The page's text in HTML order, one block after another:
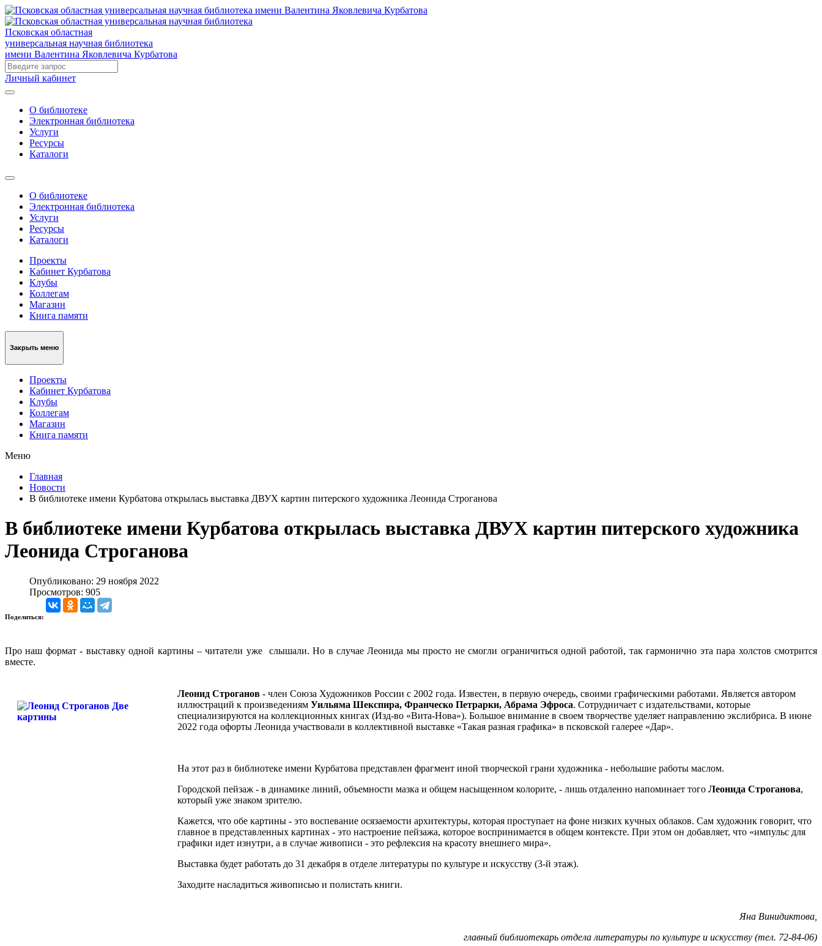
Псковская областная
универсальная научная библиотека
имени Валентина Яковлевича Курбатова
Личный кабинет
О библиотеке
Электронная библиотека
Услуги
Ресурсы
Каталоги
О библиотеке
Электронная библиотека
Услуги
Ресурсы
Каталоги
Проекты
Кабинет Курбатова
Клубы
Коллегам
Магазин
Книга памяти
Закрыть меню
Проекты
Кабинет Курбатова
Клубы
Коллегам
Магазин
Книга памяти
Меню
Главная
Новости
В библиотеке имени Курбатова открылась выставка ДВУХ картин питерского художника Леонида Строганова
В библиотеке имени Курбатова открылась выставка ДВУХ картин питерского художника
Леонида Строганова
Опубликовано: 29 ноября 2022
Просмотров: 905
Поделиться:
Про наш формат - выставку одной картины – читатели уже слышали. Но в случае Леонида мы просто не смогли ограничиться одной работой, так гармонично эта пара холстов смотрится
вместе.
Леонид Строганов - член Союза Художников России с 2002 года. Известен, в первую очередь, своими графическими работами. Является автором
иллюстраций к произведениям Уильяма Шекспира, Франческо Петрарки, Абрама Эфроса. Сотрудничает с издательствами, которые
специализируются на коллекционных книгах (Изд-во «Вита-Нова»). Большое внимание в своем творчестве уделяет направлению экслибриса. В июне
2022 года офорты Леонида участвовали в коллективной выставке «Такая разная графика» в псковской галерее «Дар».
На этот раз в библиотеке имени Курбатова представлен фрагмент иной творческой грани художника - небольшие работы маслом.
Городской пейзаж - в динамике линий, объемности мазка и общем насыщенном колорите, - лишь отдаленно напоминает того Леонида Строганова,
который уже знаком зрителю.
Кажется, что обе картины - это воспевание осязаемости архитектуры, которая проступает на фоне низких кучных облаков. Сам художник говорит, что
главное в представленных картинах - это настроение пейзажа, которое воспринимается в общем контексте. При этом он добавляет, что «импульс для
графики идет изнутри, а в случае живописи - это рефлексия на красоту внешнего мира».
Выставка будет работать до 31 декабря в отделе литературы по культуре и искусству (3-й этаж).
Заходите насладиться живописью и полистать книги.
Яна Винидиктова,
главный библиотекарь отдела литературы по культуре и искусству (тел. 72-84-06)